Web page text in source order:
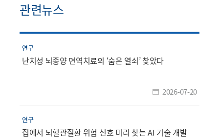
관련뉴스
연구
난치성 뇌종양 면역치료의 ‘숨은 열쇠’ 찾았다
2026-07-20
연구
집에서 뇌혈관질환 위험 신호 미리 찾는 AI 기술 개발